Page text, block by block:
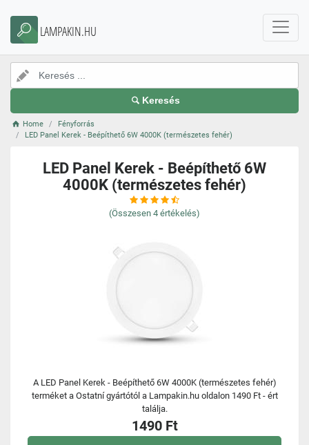
LAMPAKIN.HU
Keresés
Home
Fényforrás
LED Panel Kerek - Beépíthető 6W 4000K (természetes fehér)
LED Panel Kerek - Beépíthető 6W
4000K (természetes fehér)
(Összesen 4 értékelés)
A LED Panel Kerek - Beépíthető 6W 4000K (természetes fehér)
terméket a Ostatní gyártótól a Lampakin.hu oldalon 1490 Ft - ért
találja.
1490 Ft